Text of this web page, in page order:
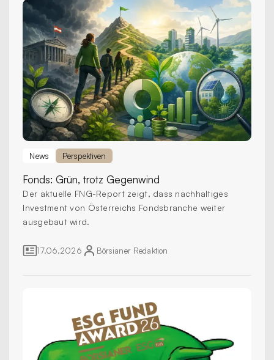
News Perspektiven
Fonds: Grün, trotz Gegenwind
Der aktuelle FNG-Report zeigt, dass nachhaltiges
Investment von Österreichs Fondsbranche weiter
ausgebaut wird.
17.06.2026 Börsianer Redaktion